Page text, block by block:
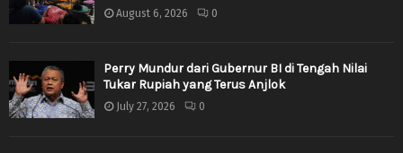
August 6, 2026 0
Perry Mundur dari Gubernur BI di Tengah Nilai
Tukar Rupiah yang Terus Anjlok
July 27, 2026 0